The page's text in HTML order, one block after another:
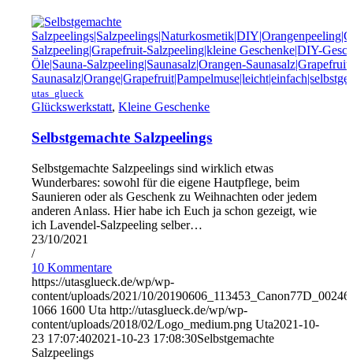
utas_glueck
Glückswerkstatt,Kleine Geschenke
Selbstgemachte Salzpeelings
Selbstgemachte Salzpeelings sind wirklich etwas
Wunderbares: sowohl für die eigene Hautpflege, beim
Saunieren oder als Geschenk zu Weihnachten oder jedem
anderen Anlass. Hier habe ich Euch ja schon gezeigt, wie
ich Lavendel-Salzpeeling selber…
23/10/2021
/
10 Kommentare
https://utasglueck.de/wp/wp-
content/uploads/2021/10/
1066 1600 Uta http://utasglueck.de/wp/wp-
content/uploads/2018/02/Logo_medium.png Uta2021-10-
23 17:07:402021-10-23 17:08:30Selbstgemachte
Salzpeelings